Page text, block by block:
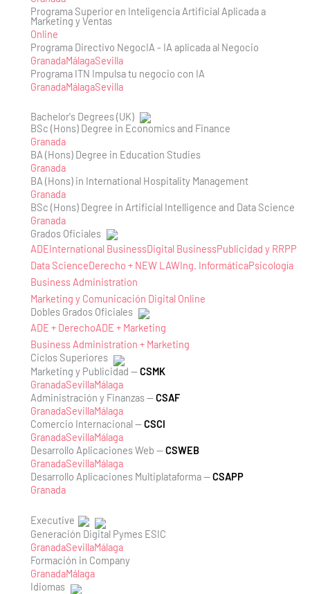
Programa Superior en Inteligencia Artificial Aplicada a
Marketing y Ventas
Online
Programa Directivo NegocIA - IA aplicada al Negocio
GranadaMálagaSevilla
Programa ITN Impulsa tu negocio con IA
GranadaMálagaSevilla
Bachelor's Degrees (UK)
BSc (Hons) Degree in Economics and Finance
Granada
BA (Hons) Degree in Education Studies
Granada
BA (Hons) in International Hospitality Management
Granada
BSc (Hons) Degree in Artificial Intelligence and Data Science
Granada
Grados Oficiales
ADEInternational BusinessDigital BusinessPublicidad y RRPP
Data ScienceDerecho + NEW LAWIng. InformáticaPsicología
Business Administration
Marketing y Comunicación Digital Online
Dobles Grados Oficiales
ADE + DerechoADE + Marketing
Business Administration + Marketing
Ciclos Superiores
Marketing y Publicidad —CSMK
GranadaSevillaMálaga
Administración y Finanzas —CSAF
GranadaSevillaMálaga
Comercio Internacional —CSCI
GranadaSevillaMálaga
Desarrollo Aplicaciones Web —CSWEB
GranadaSevillaMálaga
Desarrollo Aplicaciones Multiplataforma —CSAPP
Granada
Executive
Generación Digital Pymes ESIC
GranadaSevillaMálaga
Formación in Company
GranadaMálaga
Idiomas